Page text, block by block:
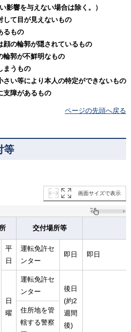
影響を与えない場合は除く。）
して目が見えないもの
るもの
顔の輪郭が隠されているもの
輪郭が不鮮明なもの
まうもの
さい等により本人の特定ができないもの
支障があるもの
ページの先頭へ戻る
等
画面サイズで表示
交付場所等
平
日
運転免許セ
ンター
即日 即日
日
曜
運転免許セ
ンター
後日
(約2
週間
後)
住所地を管
轄する警察